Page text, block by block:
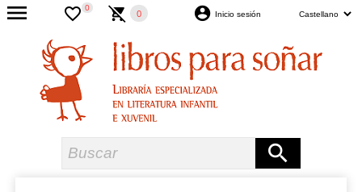
Inicio sesión
0 0